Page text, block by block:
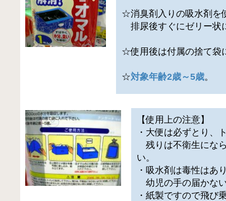
☆消臭剤入りの吸水剤を
排尿後すぐにゼリー状
☆使用後は付属の捨て袋
☆対象年齢2歳～5歳。
【使用上の注意】
・大便は必ずとり、
残りは不衛生にな
い。
・吸水剤は毒性はあ
幼児の手の届かな
・紙製ですので飛び